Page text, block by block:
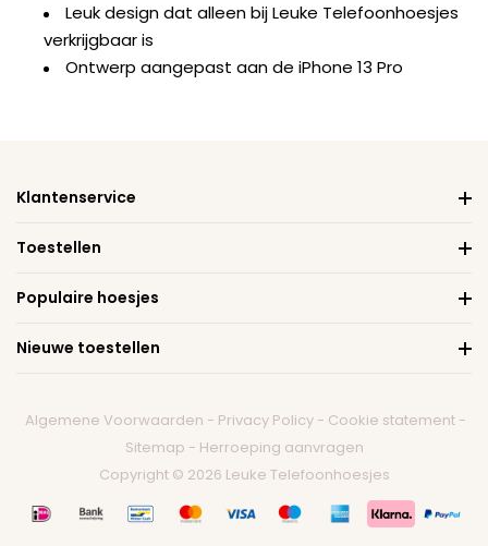
Leuk design dat alleen bij Leuke Telefoonhoesjes
verkrijgbaar is
Ontwerp aangepast aan de iPhone 13 Pro
Klantenservice
Toestellen
Populaire hoesjes
Nieuwe toestellen
Algemene Voorwaarden - Privacy Policy - Cookie statement -
Sitemap - Herroeping aanvragen
Copyright © 2026 Leuke Telefoonhoesjes